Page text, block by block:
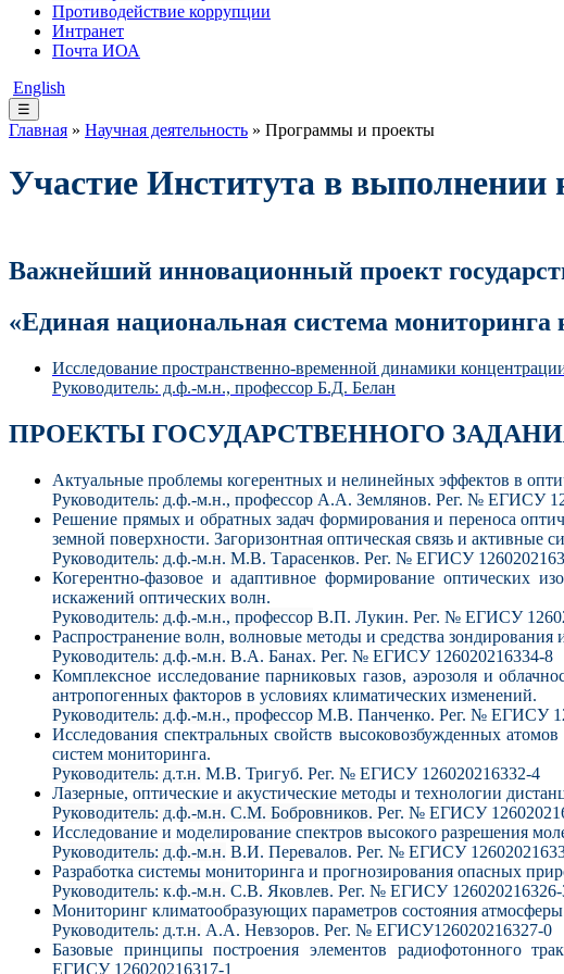
Противодействие коррупции
Интранет
Почта ИОА
English
☰
Главная » Научная деятельность » Программы и проекты
Участие Института в выполнении
Важнейший инновационный проект
«Единая национальная система
Исследование пространственно-временной динамики
Руководитель: д.ф.-м.н., профессор Б.Д. Белан
ПРОЕКТЫ ГОСУДАРСТВЕННОГО
Актуальные проблемы когерентных и нелинейных эффектов в
Руководитель: д.ф.-м.н., профессор А.А. Землянов. Рег. № ЕГИСУ
Решение прямых и обратных задач формирования и переноса
земной поверхности. Загоризонтная оптическая связь и активные
Руководитель: д.ф.-м.н. М.В. Тарасенков. Рег. № ЕГИСУ
Когерентно-фазовое и адаптивное формирование оптических
искажений оптических волн.
Руководитель: д.ф.-м.н., профессор В.П. Лукин. Рег. № ЕГИСУ
Распространение волн, волновые методы и средства
Руководитель: д.ф.-м.н. В.А. Банах. Рег. № ЕГИСУ 126020216334-8
Комплексное исследование парниковых газов, аэрозоля и
антропогенных факторов в условиях климатических изменений.
Руководитель: д.ф.-м.н., профессор М.В. Панченко. Рег. № ЕГИСУ
Исследования спектральных свойств высоковозбужденных
систем мониторинга.
Руководитель: д.т.н. М.В. Тригуб. Рег. № ЕГИСУ 126020216332-4
Лазерные, оптические и акустические методы и технологии
Руководитель: д.ф.-м.н. С.М. Бобровников. Рег. № ЕГИСУ
Исследование и моделирование спектров высокого разрешения
Руководитель: д.ф.-м.н. В.И. Перевалов. Рег. № ЕГИСУ
Разработка системы мониторинга и прогнозирования опасных
Руководитель: к.ф.-м.н. С.В. Яковлев. Рег. № ЕГИСУ 126020216326-
Мониторинг климатообразующих параметров состояния
Руководитель: д.т.н. А.А. Невзоров. Рег. № ЕГИСУ126020216327-0
Базовые принципы построения элементов радиофотонного
ЕГИСУ 126020216317-1